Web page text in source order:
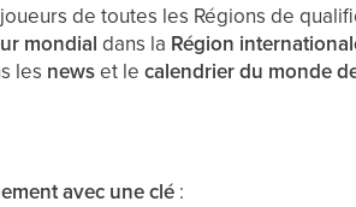
de toutes les Régions de
mondial dans la Région
les newset lecalendrier du monde
avec une clé :